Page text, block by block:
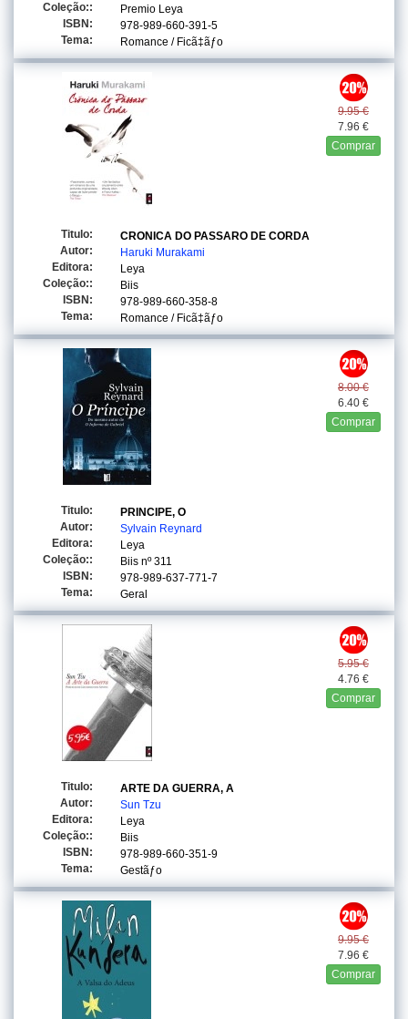
Coleção::
Premio Leya
ISBN:
978-989-660-391-5
Tema:
Romance / Ficã‡ãƒo
9.95 €
7.96 €
Comprar
Titulo:
CRONICA DO PASSARO DE CORDA
Autor:
Haruki Murakami
Editora:
Leya
Coleção::
Biis
ISBN:
978-989-660-358-8
Tema:
Romance / Ficã‡ãƒo
8.00 €
6.40 €
Comprar
Titulo:
PRINCIPE, O
Autor:
Sylvain Reynard
Editora:
Leya
Coleção::
Biis nº 311
ISBN:
978-989-637-771-7
Tema:
Geral
5.95 €
4.76 €
Comprar
Titulo:
ARTE DA GUERRA, A
Autor:
Sun Tzu
Editora:
Leya
Coleção::
Biis
ISBN:
978-989-660-351-9
Tema:
Gestãƒo
9.95 €
7.96 €
Comprar